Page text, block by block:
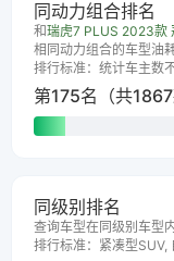
同动力组合排名
和瑞虎7 PLUS 2023款
相同动力组合的车型油
排行标准：统计车主数
第175名（共1867
同级别排名
查询车型在同级别车型
排行标准：紧凑型SUV,